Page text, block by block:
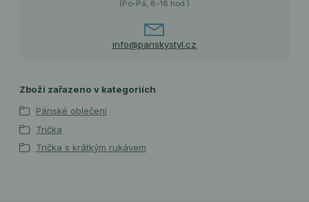
(Po-Pá, 8-16 hod.)
info@panskystyl.cz
Zboží zařazeno v kategoriích
Pánské oblečení
Trička
Trička s krátkým rukávem